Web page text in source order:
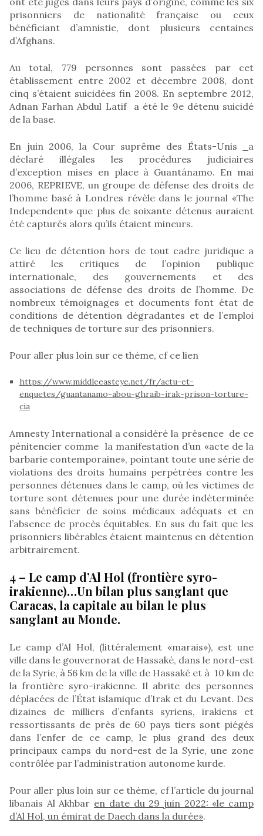
prisonniers de nationalité française ou ceux
bénéficiant d’amnistie, dont plusieurs centaines
d’Afghans.
Au total, 779 personnes sont passées par cet
établissement entre 2002 et décembre 2008, dont
cinq s’étaient suicidées fin 2008. En septembre 2012,
Adnan Farhan Abdul Latif a été le 9e détenu suicidé
de la base.
En juin 2006, la Cour suprême des États-Unis
a
déclaré illégales les procédures judiciaires
d’exception mises en place à Guantánamo. En mai
2006, REPRIEVE, un groupe de défense des droits de
l’homme basé à Londres révèle dans le journal «The
Independent» que plus de soixante détenus auraient
été capturés alors qu’ils étaient mineurs.
Ce lieu de détention hors de tout cadre juridique a
attiré les critiques de l’opinion publique
internationale, des gouvernements et des
associations de défense des droits de l’homme. De
nombreux témoignages et documents font état de
conditions de détention dégradantes et de l’emploi
de techniques de torture sur des prisonniers.
Pour aller plus loin sur ce thème, cf ce lien
https://www.middleeasteye.net/fr/actu-et-
enquetes/guantanamo-abou-ghraib-irak-prison-torture-
cia
Amnesty International a considéré la présence de ce
pénitencier comme la manifestation d’un «acte de la
barbarie contemporaine», pointant toute une série de
violations des droits humains perpétrées contre les
personnes détenues dans le camp, où les victimes de
torture sont détenues pour une durée indéterminée
sans bénéficier de soins médicaux adéquats et en
l’absence de procès équitables. En sus du fait que les
prisonniers libérables étaient maintenus en détention
arbitrairement.
4 – Le camp d’Al Hol (frontière syro-
irakienne)…Un bilan plus sanglant que
Caracas, la capitale au bilan le plus
sanglant au Monde.
Le camp d’Al Hol, (littéralement «marais»), est une
ville dans le gouvernorat de Hassaké, dans le nord-est
de la Syrie, à 56 km de la ville de Hassaké et à 10 km de
la frontière syro-irakienne. Il abrite des personnes
déplacées de l’État islamique d’Irak et du Levant. Des
dizaines de milliers d’enfants syriens, irakiens et
ressortissants de près de 60 pays tiers sont piégés
dans l’enfer de ce camp, le plus grand des deux
principaux camps du nord-est de la Syrie, une zone
contrôlée par l’administration autonome kurde.
Pour aller plus loin sur ce thème, cf l’article du journal
libanais Al Akhbar en date du 29 juin 2022: «le camp
d’Al Hol, un émirat de Daech dans la durée».